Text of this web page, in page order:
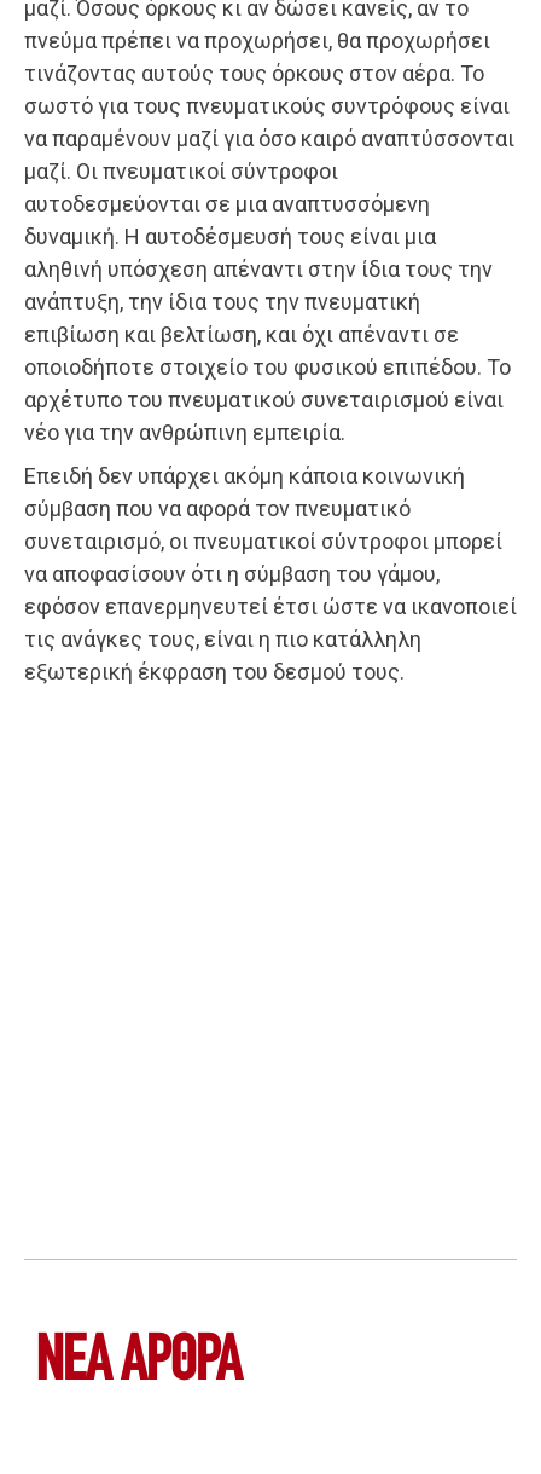
μαζί. Όσους όρκους κι αν δώσει κανείς, αν το
πνεύμα πρέπει να προχωρήσει, θα προχωρήσει
τινάζοντας αυτούς τους όρκους στον αέρα. Το
σωστό για τους πνευματικούς συντρόφους είναι
να παραμένουν μαζί για όσο καιρό αναπτύσσονται
μαζί. Οι πνευματικοί σύντροφοι
αυτοδεσμεύονται σε μια αναπτυσσόμενη
δυναμική. Η αυτοδέσμευσή τους είναι μια
αληθινή υπόσχεση απέναντι στην ίδια τους την
ανάπτυξη, την ίδια τους την πνευματική
επιβίωση και βελτίωση, και όχι απέναντι σε
οποιοδήποτε στοιχείο του φυσικού επιπέδου. Το
αρχέτυπο του πνευματικού συνεταιρισμού είναι
νέο για την ανθρώπινη εμπειρία.
Επειδή δεν υπάρχει ακόμη κάποια κοινωνική
σύμβαση που να αφορά τον πνευματικό
συνεταιρισμό, οι πνευματικοί σύντροφοι μπορεί
να αποφασίσουν ότι η σύμβαση του γάμου,
εφόσον επανερμηνευτεί έτσι ώστε να ικανοποιεί
τις ανάγκες τους, είναι η πιο κατάλληλη
εξωτερική έκφραση του δεσμού τους.
ΝΕΑ ΆΡΘΡΑ